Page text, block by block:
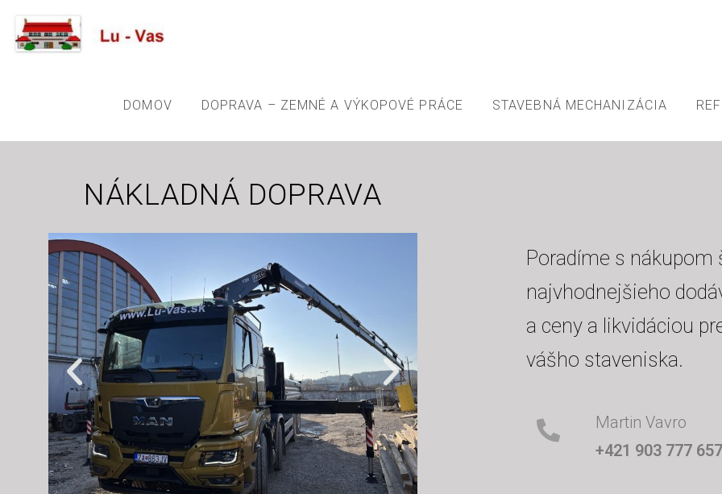
DOMOV DOPRAVA – ZEMNÉ A VÝKOPOVÉ PRÁCE STAVEBNÁ MECHANIZÁCIA
NÁKLADNÁ DOPRAVA
Poradíme s nákupom
najvhodnejšieho
a ceny a likvidáciou
vášho staveniska.
Martin Vavro
+421 903 777